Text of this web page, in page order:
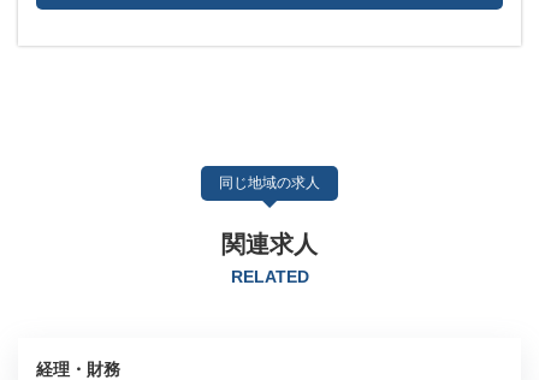
同じ地域の求人
関連求人
RELATED
経理・財務